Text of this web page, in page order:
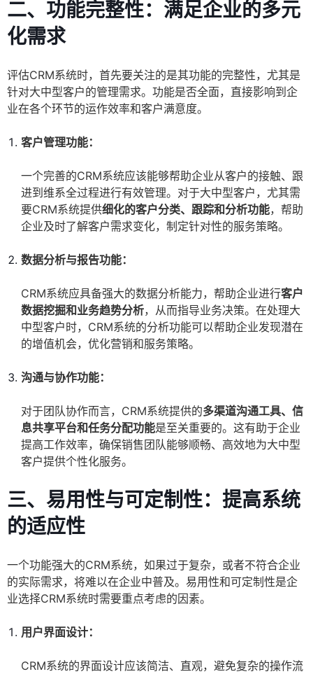
二、功能完整性：满足企业的多元
化需求
评估CRM系统时，首先要关注的是其功能的完整性，尤其是
针对大中型客户的管理需求。功能是否全面，直接影响到企
业在各个环节的运作效率和客户满意度。
客户管理功能：
一个完善的CRM系统应该能够帮助企业从客户的接触、跟
进到维系全过程进行有效管理。对于大中型客户，尤其需
要CRM系统提供细化的客户分类、跟踪和分析功能，帮助
企业及时了解客户需求变化，制定针对性的服务策略。
数据分析与报告功能：
CRM系统应具备强大的数据分析能力，帮助企业进行客户
数据挖掘和业务趋势分析，从而指导业务决策。在处理大
中型客户时，CRM系统的分析功能可以帮助企业发现潜在
的增值机会，优化营销和服务策略。
沟通与协作功能：
对于团队协作而言，CRM系统提供的多渠道沟通工具、信
息共享平台和任务分配功能是至关重要的。这有助于企业
提高工作效率，确保销售团队能够顺畅、高效地为大中型
客户提供个性化服务。
三、易用性与可定制性：提高系统
的适应性
一个功能强大的CRM系统，如果过于复杂，或者不符合企业
的实际需求，将难以在企业中普及。易用性和可定制性是企
业选择CRM系统时需要重点考虑的因素。
用户界面设计：
CRM系统的界面设计应该简洁、直观，避免复杂的操作流